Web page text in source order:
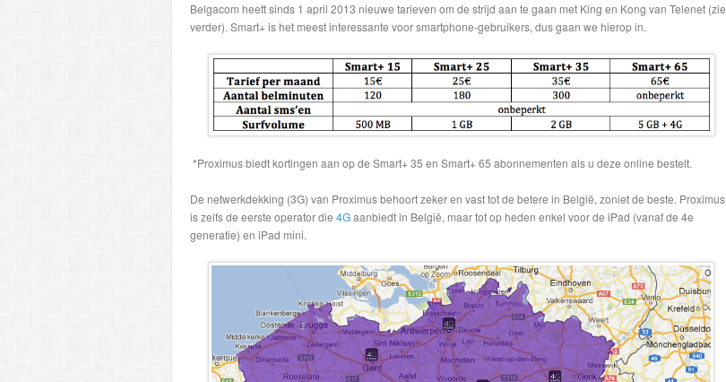
Belgacom heeft sinds 1 april 2013 nieuwe tarieven om de strijd aan te gaan met King en Kong van Telenet (zie
verder). Smart+ is het meest interessante voor smartphone-gebruikers, dus gaan we hierop in.
*Proximus biedt kortingen aan op de Smart+ 35 en Smart+ 65 abonnementen als u deze online bestelt.
De netwerkdekking (3G) van Proximus behoort zeker en vast tot de betere in België, zoniet de beste. Proximus
is zelfs de eerste operator die 4Gaanbiedt in België, maar tot op heden enkel voor de iPad (vanaf de 4e
generatie) en iPad mini.